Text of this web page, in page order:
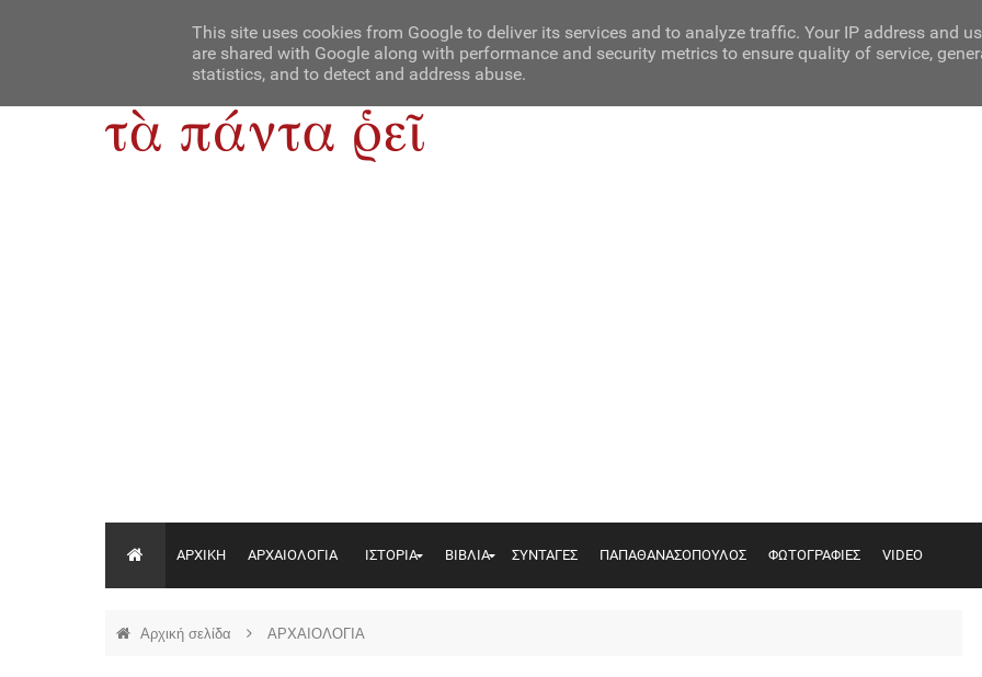
Contact Us About Us
ΑΡΧΙΚΗ ΑΡΧΑΙΟΛΟΓΙΑ ΙΣΤΟΡΙΑ ΒΙΒΛΙΑ ΣΥΝΤΑΓΕΣ ΠΑΠΑΘΑΝΑΣΟΠΟΥΛΟΣ ΦΩΤΟΓΡΑΦΙΕΣ VIDEO
Αρχική σελίδα ΑΡΧΑΙΟΛΟΓΙΑ
This site uses cookies from Google to deliver its services and to analyze traffic. Your IP address and
are shared with Google along with performance and security metrics to ensure quality of service,
statistics, and to detect and address abuse.